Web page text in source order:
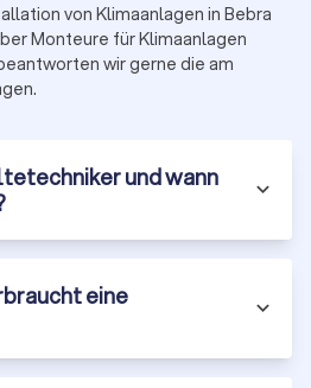
von Klimaanlagen in Bebra
Monteure für Klimaanlagen
wir gerne die am
und wann
eine